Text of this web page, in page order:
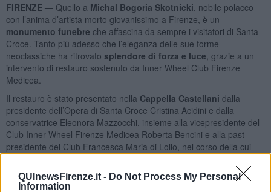
QUInewsFirenze.it - Do Not Process My Personal
Information
FIRENZE — Quello a Michal Bogoria Skotnicki , nobile polacco
con l’anima d’artista morto giovanissimo a Firenze, è un
monumento funebre che affascina da sempre i visitatori di Santa
Croce. Tanto più adesso che l’eleganza delle sue forme
neoclassiche ha ritrovato splendore di forza e luce , grazie a un
intervento di restauro sostenuto da Inner Wheel Club Firenze
Medicea.
Il restauro è stato presentato nella Cappella Castellani dalla
presidente dell’Opera di Santa Croce Cristina Acidini e dalla
conservatrice Eleonora Mazzocchi, insieme alla vicepresidente del
Club Inner Wheel Firenze Medicea Roberta Bencini e alla past
presidente del Club Francesca Maria di Lollo, nel corso della cui
annata è stato realizzato. Insieme a loro le restauratrici, Paola
Rosa ed Emanuela Peiretti.